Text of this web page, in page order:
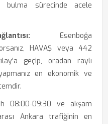
sürecinde acele
Esenboğa
HAVAŞ veya 442
geçip, oradan raylı
en ekonomik ve
08:00-09:30 ve akşam
Ankara trafiğinin en